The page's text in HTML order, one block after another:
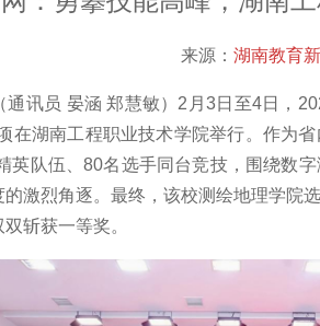
来源： 湖南教育
讯员 晏涵 郑慧敏）2月3日至4日，
在湖南工程职业技术学院举行。作为
英队伍、80名选手同台竞技，围绕数
激烈角逐。最终，该校测绘地理学院
斩获一等奖。